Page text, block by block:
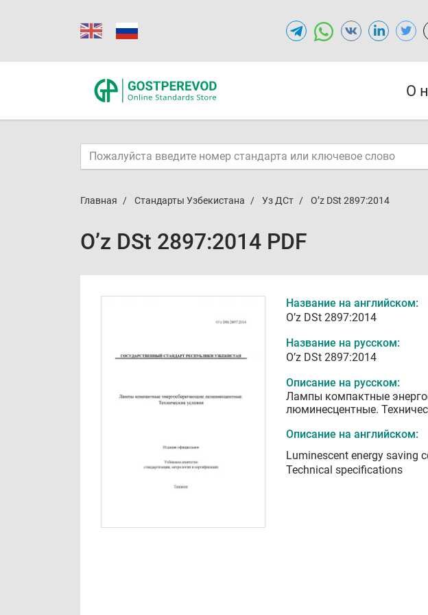
О
Главная Стандарты Узбекистана Уз ДСт O’z DSt 2897:2014
O’z DSt 2897:2014 PDF
Название на английском:
O’z DSt 2897:2014
Название на русском:
O’z DSt 2897:2014
Описание на русском:
Лампы компактные
люминесцентные.
Описание на английском:
Luminescent energy saving
Technical specifications